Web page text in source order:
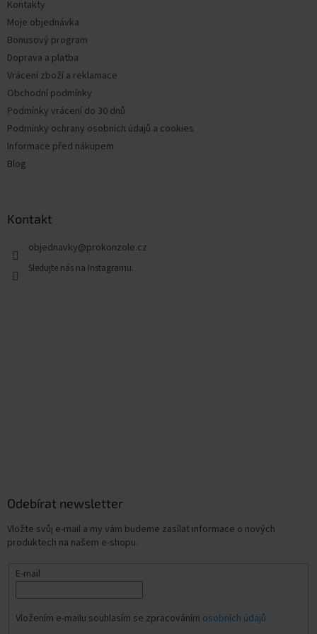
Kontakty
Moje objednávka
Bonusový program
Doprava a platba
Vrácení zboží a reklamace
Obchodní podmínky
Podmínky vrácení do 30 dnů
Podmínky ochrany osobních údajů a cookies
Informace před nákupem
Blog
Kontakt
objednavky@prokonzole.cz
Odebírat newsletter
Vložte svůj e-mail a my vám budeme zasílat informace o nových
produktech na našem e-shopu.
E-mail
Vložením e-mailu souhlasím se zpracováním osobních údajů